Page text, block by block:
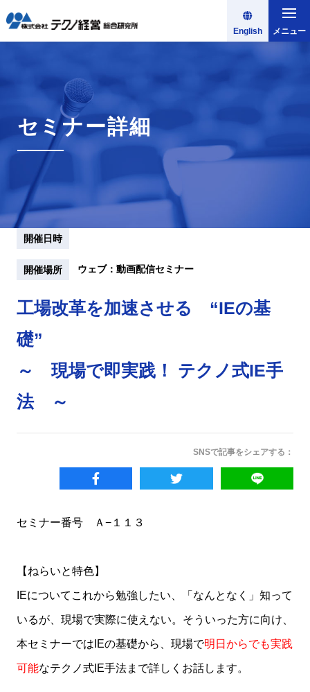
English メニュー
セミナー詳細
開催日時
開催場所 ウェブ：動画配信セミナー
工場改革を加速させる “IEの基
礎”
～ 現場で即実践！ テクノ式IE手
法 ～
SNSで記事をシェアする：
セミナー番号 Ａ−１１３
【ねらいと特色】
IEについてこれから勉強したい、「なんとなく」知って
いるが、現場で実際に使えない。そういった方に向け、
本セミナーではIEの基礎から、現場で明日からでも実践
可能なテクノ式IE手法まで詳しくお話します。